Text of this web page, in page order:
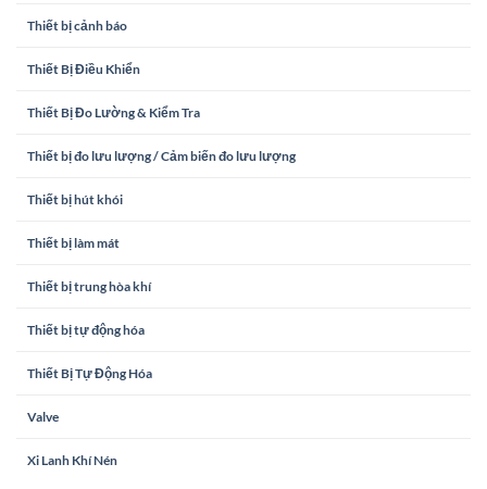
Thiết bị cảnh báo
Thiết Bị Điều Khiển
Thiết Bị Đo Lường & Kiểm Tra
Thiết bị đo lưu lượng / Cảm biến đo lưu lượng
Thiết bị hút khói
Thiết bị làm mát
Thiết bị trung hòa khí
Thiết bị tự động hóa
Thiết Bị Tự Động Hóa
Valve
Xi Lanh Khí Nén